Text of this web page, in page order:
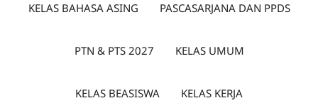
KELAS BAHASA ASING PASCASARJANA DAN PPDS
PTN & PTS 2027 KELAS UMUM
KELAS BEASISWA KELAS KERJA